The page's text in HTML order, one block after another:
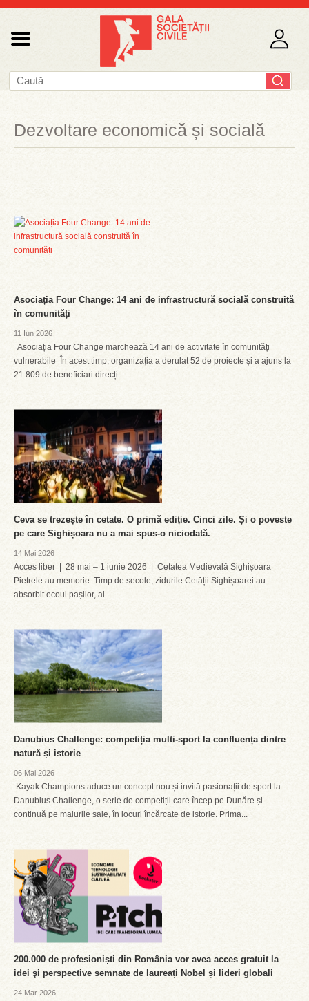
Dezvoltare economică și socială
Asociația Four Change: 14 ani de infrastructură socială construită
în comunități
11 Iun 2026
Asociația Four Change marchează 14 ani de activitate în comunități
vulnerabile În acest timp, organizația a derulat 52 de proiecte și a ajuns la
21.809 de beneficiari direcți ...
Ceva se trezește în cetate. O primă ediție. Cinci zile. Și o poveste
pe care Sighișoara nu a mai spus-o niciodată.
14 Mai 2026
Acces liber | 28 mai – 1 iunie 2026 | Cetatea Medievală Sighișoara
Pietrele au memorie. Timp de secole, zidurile Cetății Sighișoarei au
absorbit ecoul pașilor, al...
Danubius Challenge: competiția multi-sport la confluența dintre
natură și istorie
06 Mai 2026
Kayak Champions aduce un concept nou și invită pasionații de sport la
Danubius Challenge, o serie de competiții care încep pe Dunăre și
continuă pe malurile sale, în locuri încărcate de istorie. Prima...
200.000 de profesioniști din România vor avea acces gratuit la
idei şi perspective semnate de laureați Nobel și lideri globali
24 Mar 2026